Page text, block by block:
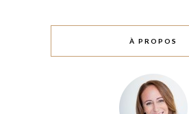
À PROPOS